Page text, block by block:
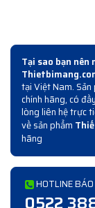
Tại sao bạn nên
tại Việt Nam.
chính hãng, có
lòng liên hệ trực
về sản phẩm
hãng
HOTLINE
0522